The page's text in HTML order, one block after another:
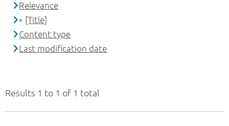
Results 1 to 1 of 1 total
Relevance
[Title]
Content type
Last modification date